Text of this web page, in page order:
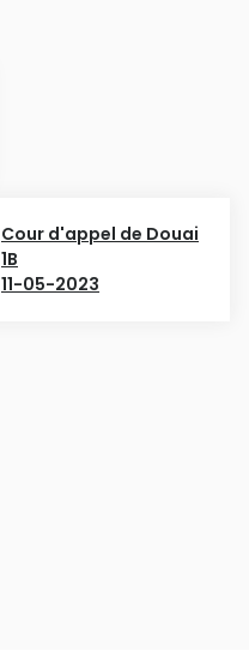
Cour d'appel de Douai
1B
11-05-2023